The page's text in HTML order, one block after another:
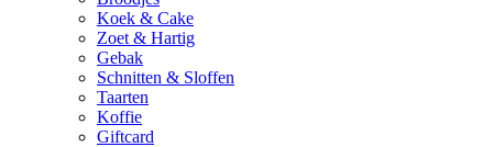
Koek & Cake
Zoet & Hartig
Gebak
Schnitten & Sloffen
Taarten
Koffie
Giftcard